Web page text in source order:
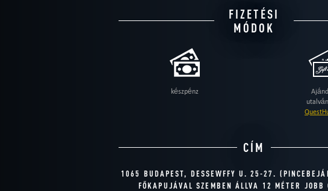
FIZETÉSI
MÓDOK
készpénz
CÍM
1065 BUDAPEST, DESSEWFFY U. 25-27.
FŐKAPUJÁVAL SZEMBEN ÁLLVA 12 MÉTER JOBB